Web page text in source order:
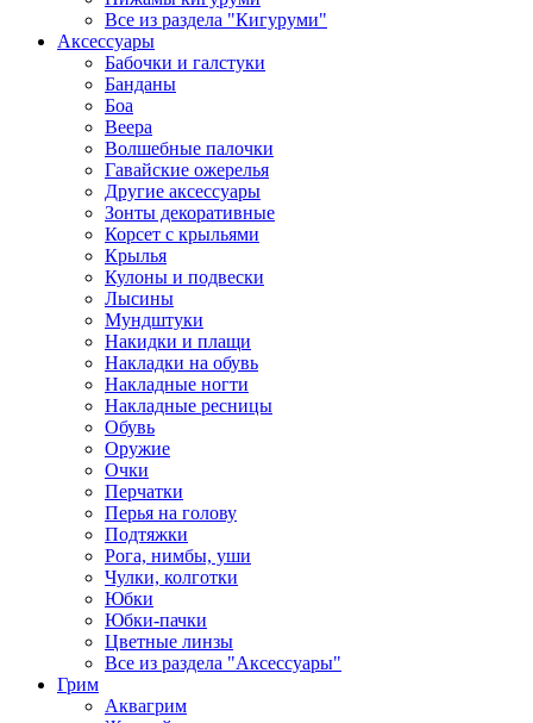
Все из раздела "Кигуруми"
Аксессуары
Бабочки и галстуки
Банданы
Боа
Веера
Волшебные палочки
Гавайские ожерелья
Другие аксессуары
Зонты декоративные
Корсет с крыльями
Крылья
Кулоны и подвески
Лысины
Мундштуки
Накидки и плащи
Накладки на обувь
Накладные ногти
Накладные ресницы
Обувь
Оружие
Очки
Перчатки
Перья на голову
Подтяжки
Рога, нимбы, уши
Чулки, колготки
Юбки
Юбки-пачки
Цветные линзы
Все из раздела "Аксессуары"
Грим
Аквагрим